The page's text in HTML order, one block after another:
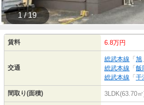
1 / 19
賃料 6.8万円
交通
総武本線 「旭
総武本線 「飯
総武本線 「干
間取り(面積) 3LDK(63.70